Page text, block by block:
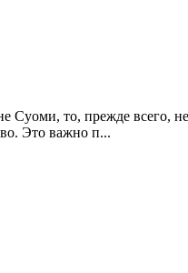
Суоми, то, прежде
Это важно п...